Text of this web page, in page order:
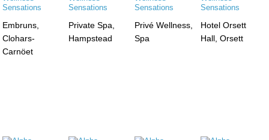
Embruns,
Clohars-
Carnöet
Private Spa,
Hampstead
Privé Wellness,
Spa
Hotel Orsett
Hall, Orsett